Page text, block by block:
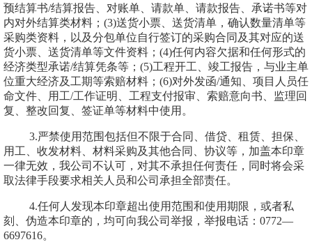
预结算书/结算报告、对账单、请款单、请款报告、承诺书等对
内对外结算类材料； (3)送货小票、送货清单，确认数量清单等
采购类资料，以及分包单位自行签订的采购合同及其对应的送
货小票、送货清单等文件资料； (4)任何内容欠据和任何形式的
经济类型承诺/结算凭条等 ； (5)工程开工、竣工报告，与业主单
位重大经济及工期等索赔材料； (6)对外发函/通知、项目人员任
命文件、用工/工作证明、工程支付报审、索赔意向书、监理回
复、整改回复、签证单等材料中使用。
3.严禁使用范围包括但不限于合同、借贷、租赁、担保、
用工、收发材料、材料采购及其他合同、协议等，加盖本印章
一律无效，我公司不认可，对其不承担任何责任，同时将会采
取法律手段要求相关人员和公司承担全部责任。
4.任何人发现本印章超出使用范围和使用期限，或者私
刻、伪造本印章的，均可向我公司举报，举报电话： 0772—
6697616。